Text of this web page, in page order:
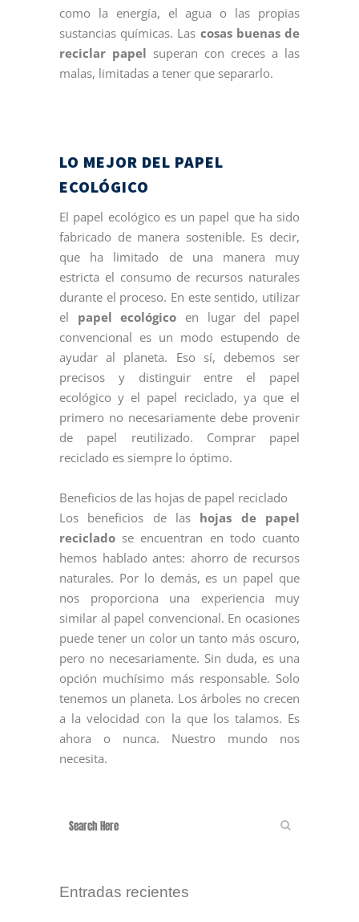
como la energía, el agua o las propias
sustancias químicas. Las cosas buenas de
reciclar papel superan con creces a las
malas, limitadas a tener que separarlo.
LO MEJOR DEL PAPEL
ECOLÓGICO
El papel ecológico es un papel que ha sido
fabricado de manera sostenible. Es decir,
que ha limitado de una manera muy
estricta el consumo de recursos naturales
durante el proceso. En este sentido, utilizar
el papel ecológico en lugar del papel
convencional es un modo estupendo de
ayudar al planeta. Eso sí, debemos ser
precisos y distinguir entre el papel
ecológico y el papel reciclado, ya que el
primero no necesariamente debe provenir
de papel reutilizado. Comprar papel
reciclado es siempre lo óptimo.
Beneficios de las hojas de papel reciclado
Los beneficios de las hojas de papel
reciclado se encuentran en todo cuanto
hemos hablado antes: ahorro de recursos
naturales. Por lo demás, es un papel que
nos proporciona una experiencia muy
similar al papel convencional. En ocasiones
puede tener un color un tanto más oscuro,
pero no necesariamente. Sin duda, es una
opción muchísimo más responsable. Solo
tenemos un planeta. Los árboles no crecen
a la velocidad con la que los talamos. Es
ahora o nunca. Nuestro mundo nos
necesita.
Entradas recientes